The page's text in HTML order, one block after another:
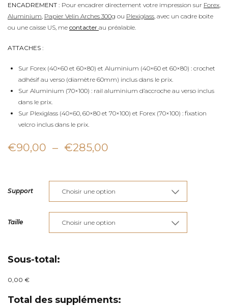
ENCADREMENT : Pour encadrer directement votre impression sur Forex
Aluminium Papier Velin Arches 300g ou Plexiglass , avec un cadre boite
ou une caisse US, me contacter au préalable.
ATTACHES :
Sur Forex (40×60 et 60×80) et Aluminium (40×60 et 60×80) : crochet
adhésif au verso (diamètre 60mm) inclus dans le prix.
Sur Aluminium (70×100) : rail aluminium d’accroche au verso inclus
dans le prix.
Sur Plexiglass (40×60, 60×80 et 70×100) et Forex (70×100) : fixation
velcro inclus dans le prix.
€90,00 – €285,00
prix :
€90,00
à
€285,00
Support
Taille
Sous-total:
0,00 €
Total des suppléments: